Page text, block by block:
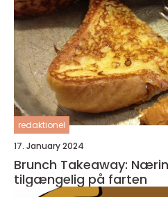
redaktionel
17. January 2024
Brunch Takeaway:
tilgængelig på farten